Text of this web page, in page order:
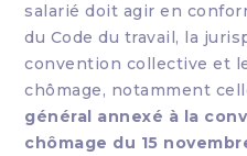
salarié doit agir en
du Code du travail, la
convention collective et
chômage, notamment
général annexé à la
chômage du 15